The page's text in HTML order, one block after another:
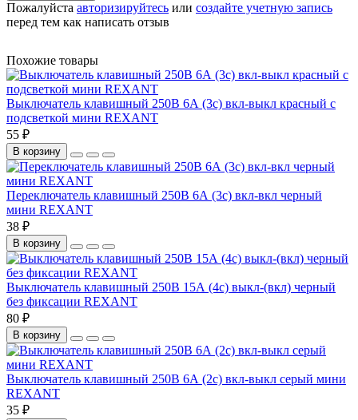
Пожалуйста авторизируйтесь или создайте учетную запись
перед тем как написать отзыв
Похожие товары
Выключатель клавишный 250В 6А (3с) вкл-выкл красный с
подсветкой мини REXANT
55 ₽
В корзину
Переключатель клавишный 250В 6А (3с) вкл-вкл черный
мини REXANT
38 ₽
В корзину
Выключатель клавишный 250В 15А (4с) выкл-(вкл) черный
без фиксации REXANT
80 ₽
В корзину
Выключатель клавишный 250В 6А (2с) вкл-выкл серый мини
REXANT
35 ₽